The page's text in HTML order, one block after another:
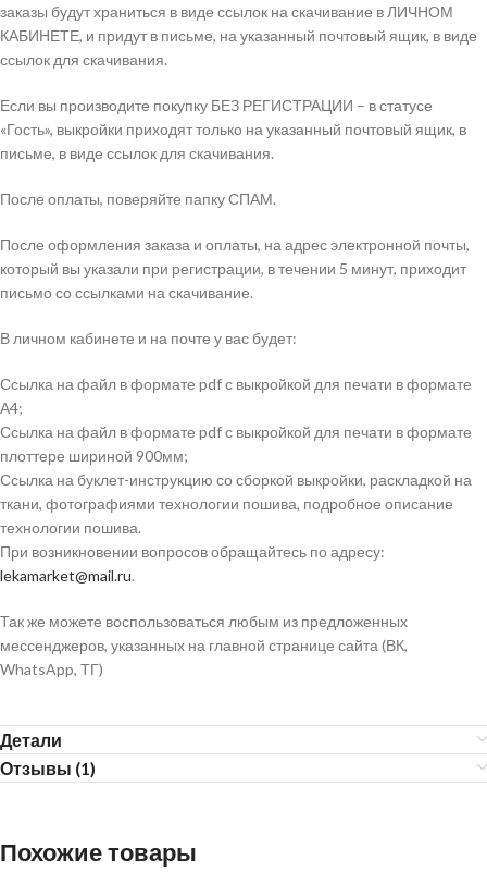
заказы будут храниться в виде ссылок на скачивание в ЛИЧНОМ
КАБИНЕТЕ, и придут в письме, на указанный почтовый ящик, в виде
ссылок для скачивания.
Если вы производите покупку БЕЗ РЕГИСТРАЦИИ – в статусе
«Гость», выкройки приходят только на указанный почтовый ящик, в
письме, в виде ссылок для скачивания.
После оплаты, поверяйте папку СПАМ.
После оформления заказа и оплаты, на адрес электронной почты,
который вы указали при регистрации, в течении 5 минут, приходит
письмо со ссылками на скачивание.
В личном кабинете и на почте у вас будет:
Ссылка на файл в формате pdf с выкройкой для печати в формате
А4;
Ссылка на файл в формате pdf с выкройкой для печати в формате
плоттере шириной 900мм;
Ссылка на буклет-инструкцию со сборкой выкройки, раскладкой на
ткани, фотографиями технологии пошива, подробное описание
технологии пошива.
При возникновении вопросов обращайтесь по адресу:
lekamarket@mail.ru.
Так же можете воспользоваться любым из предложенных
мессенджеров, указанных на главной странице сайта (ВК,
WhatsApp, ТГ)
Детали
Отзывы (1)
Похожие товары